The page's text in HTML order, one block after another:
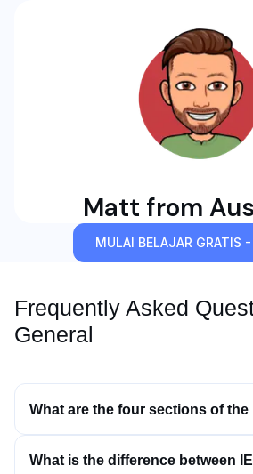
Matt from
MULAI BELAJAR GRATIS -
Frequently Asked
General
What are the four sections of the
across 40 questions, Reading for
What is the difference between